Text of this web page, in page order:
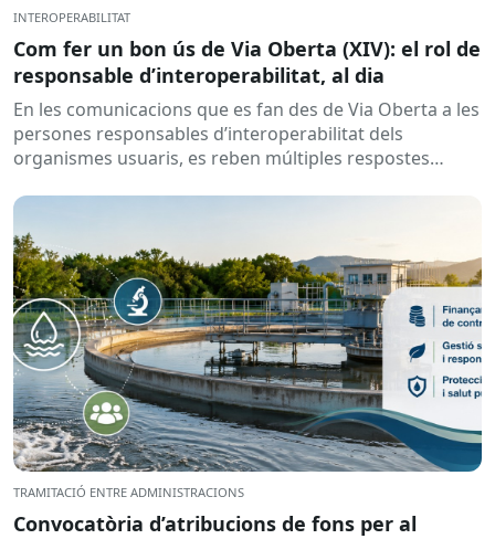
INTEROPERABILITAT
Com fer un bon ús de Via Oberta (XIV): el rol de
responsable d’interoperabilitat, al dia
En les comunicacions que es fan des de Via Oberta a les
persones responsables d’interoperabilitat dels
organismes usuaris, es reben múltiples respostes
TRAMITACIÓ ENTRE ADMINISTRACIONS
Convocatòria d’atribucions de fons per al